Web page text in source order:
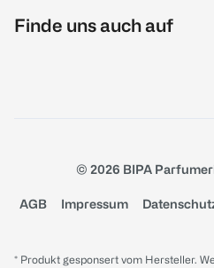
Finde uns auch auf
© 2026 BIPA
AGB Impressum
* Produkt gesponsert vom Hersteller.